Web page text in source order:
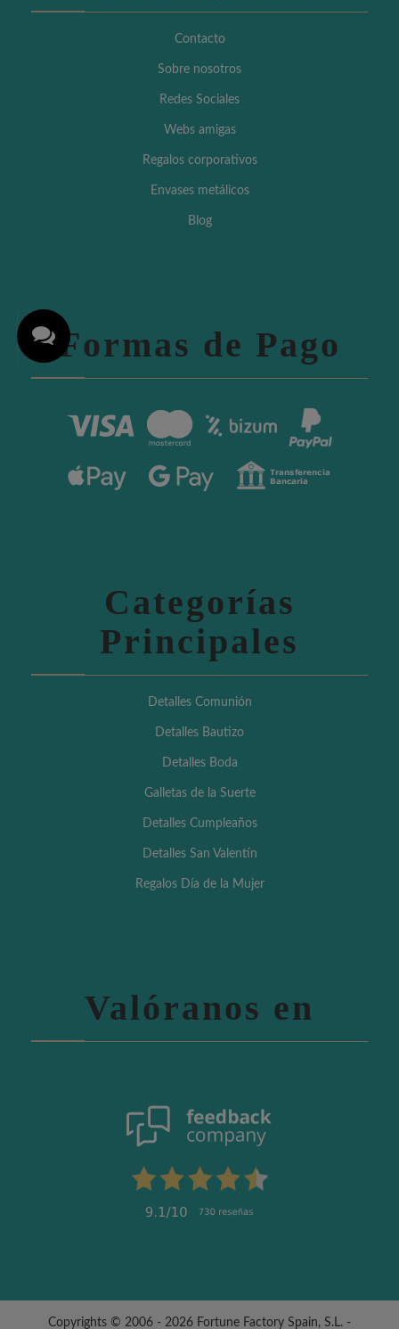
Contacto
Sobre nosotros
Redes Sociales
Webs amigas
Regalos corporativos
Envases metálicos
Blog
Formas de Pago
Categorías
Principales
Detalles Comunión
Detalles Bautizo
Detalles Boda
Galletas de la Suerte
Detalles Cumpleaños
Detalles San Valentín
Regalos Día de la Mujer
Valóranos en
Copyrights © 2006 - 2026 Fortune Factory Spain, S.L. -